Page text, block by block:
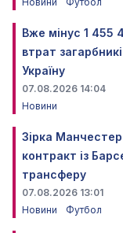
Вже мінус 1 455
втрат
Україну
07.08.2026 14:04
Новини
Зірка Манчестер
контракт із
трансферу
07.08.2026 13:01
Новини
Футбол